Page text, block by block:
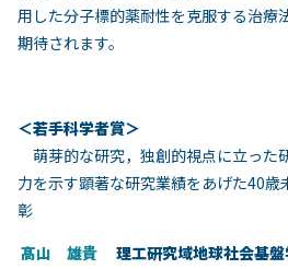
用した分子標的薬耐性を克服する治療
期待されます。
＜若手科学者賞＞
萌芽的な研究，独創的視点に立った
力を示す顕著な研究業績をあげた40歳
彰
髙山 雄貴 理工研究域地球社会基盤